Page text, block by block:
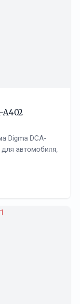
A402
Digma DCA-
автомобиля,